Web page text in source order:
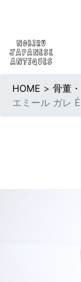
HOME > 骨董
エミール ガレ